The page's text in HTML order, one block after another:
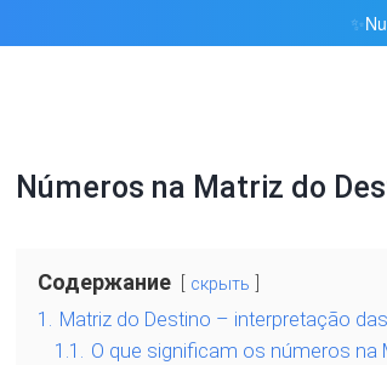
Números na Matriz do
Содержание скрыть
1. Matriz do Destino – interpretação
1.1. O que significam os números na
✨